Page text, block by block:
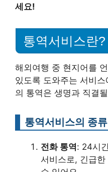
세요!
통역서비스란?
해외여행 중 현지어를
있도록 도와주는 서비
의 통역은 생명과 직결
통역서비스의 종류
전화 통역: 24시
서비스로, 긴급